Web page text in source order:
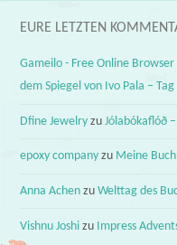
EURE LETZTEN
Gameilo - Free Online Browser
dem Spiegel von Ivo Pala –
Dfine Jewelry zuJólabókaflóð
epoxy company zu Meine
Anna Achen zuWelttag des
Vishnu Joshi zu Impress